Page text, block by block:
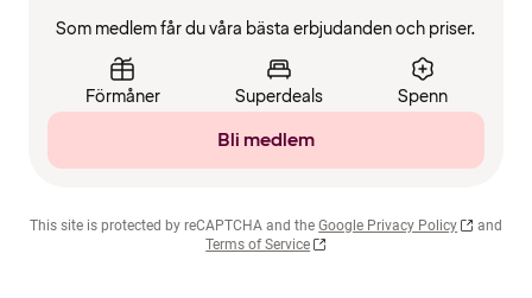
Som medlem får du våra bästa erbjudanden och priser.
Förmåner Superdeals Spenn
Bli medlem
This site is protected by reCAPTCHA and the Google Privacy Policy
and
Terms of Service